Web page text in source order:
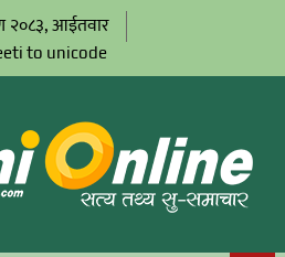
२०८३, आईतवार
to unicode